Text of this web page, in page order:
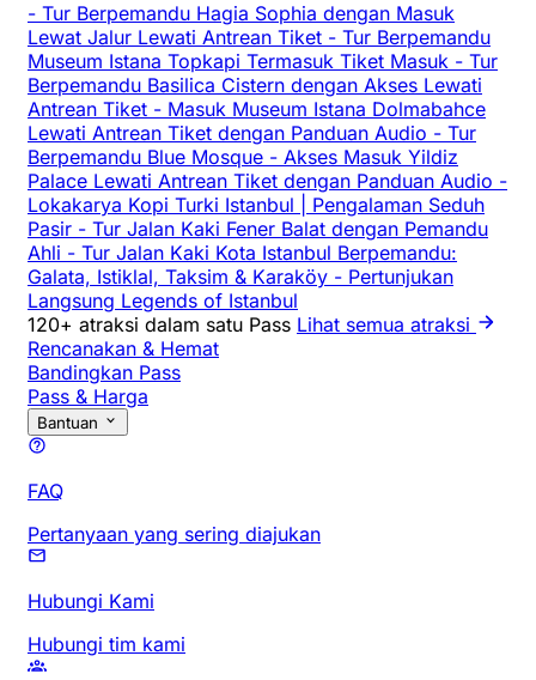
- Tur Berpemandu Hagia Sophia dengan Masuk
Lewat Jalur Lewati Antrean Tiket - Tur Berpemandu
Museum Istana Topkapi Termasuk Tiket Masuk - Tur
Berpemandu Basilica Cistern dengan Akses Lewati
Antrean Tiket - Masuk Museum Istana Dolmabahce
Lewati Antrean Tiket dengan Panduan Audio - Tur
Berpemandu Blue Mosque - Akses Masuk Yildiz
Palace Lewati Antrean Tiket dengan Panduan Audio -
Lokakarya Kopi Turki Istanbul | Pengalaman Seduh
Pasir - Tur Jalan Kaki Fener Balat dengan Pemandu
Ahli - Tur Jalan Kaki Kota Istanbul Berpemandu:
Galata, Istiklal, Taksim & Karaköy - Pertunjukan
Langsung Legends of Istanbul
120+ atraksi dalam satu Pass Lihat semua atraksi
Rencanakan & Hemat
Bandingkan Pass
Pass & Harga
Bantuan
FAQ
Pertanyaan yang sering diajukan
Hubungi Kami
Hubungi tim kami